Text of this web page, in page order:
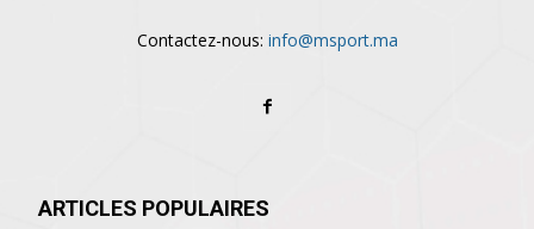
Contactez-nous: info@msport.ma
ARTICLES POPULAIRES